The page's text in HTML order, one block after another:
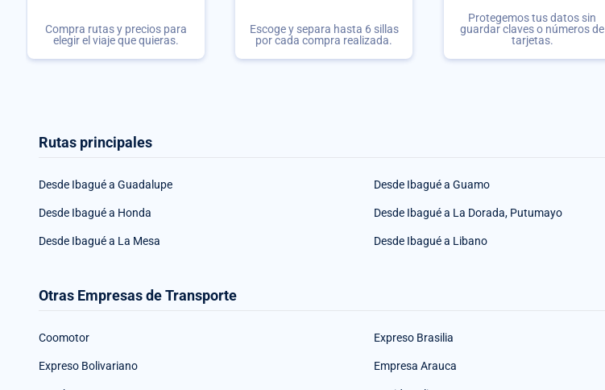
Compra rutas y precios para
elegir el viaje que quieras.
Escoge y separa hasta 6 sillas
por cada compra realizada.
Protegemos tus datos sin
guardar claves o números de
tarjetas.
Rutas principales
Desde Ibagué a Guadalupe Desde Ibagué a Guamo
Desde Ibagué a Honda Desde Ibagué a La Dorada, Putumayo
Desde Ibagué a La Mesa Desde Ibagué a Libano
Otras Empresas de Transporte
Coomotor Expreso Brasilia
Expreso Bolivariano Empresa Arauca